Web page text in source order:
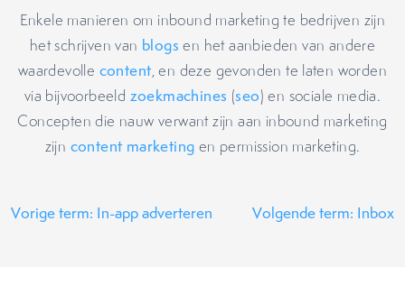
Enkele manieren om inbound marketing te bedrijven zijn
het schrijven van blogs en het aanbieden van andere
waardevolle content, en deze gevonden te laten worden
via bijvoorbeeld zoekmachines (seo) en sociale media.
Concepten die nauw verwant zijn aan inbound marketing
zijn content marketing en permission marketing.
Vorige term: In-app adverteren Volgende term: Inbox